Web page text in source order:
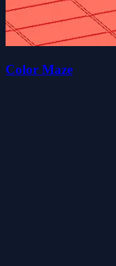
Color Maze